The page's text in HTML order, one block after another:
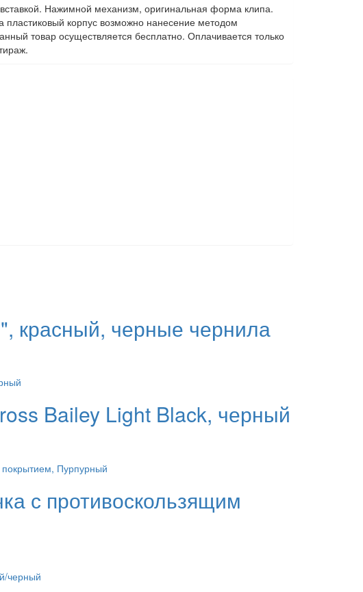
Нажимной механизм, оригинальная форма клипа.
корпус возможно нанесение методом
товар осуществляется бесплатно. Оплачивается только
красный, черные чернила
Bailey Light Black, черный
с противоскользящим